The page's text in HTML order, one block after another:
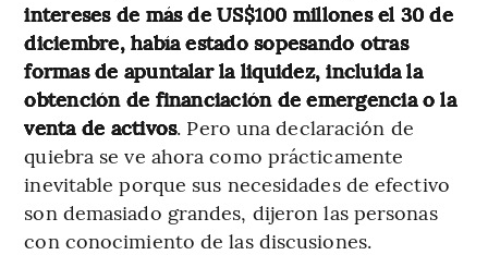
intereses de más de US$100 millones el 30 de
diciembre, había estado sopesando otras
formas de apuntalar la liquidez, incluida la
obtención de financiación de emergencia o la
venta de activos. Pero una declaración de
quiebra se ve ahora como prácticamente
inevitable porque sus necesidades de efectivo
son demasiado grandes, dijeron las personas
con conocimiento de las discusiones.